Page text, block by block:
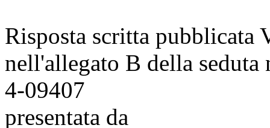
Risposta scritta pubblicata
nell'allegato B della seduta
4-09407
presentata da